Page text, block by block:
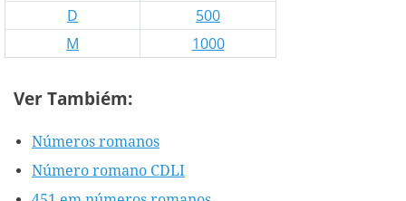
D
500
M
1000
Ver Tambiém:
Números romanos
Número romano CDLI